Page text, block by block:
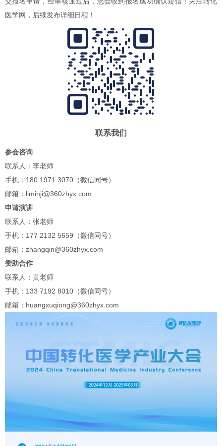
医学网，后续发布详细日程！
联系我们
参会咨询
联系人：李老师
手机：180 1971 3070（微信同号）
邮箱：liminji@360zhyx.com
申请演讲
联系人：张老师
手机：177 2132 5659（微信同号）
邮箱：zhangqin@360zhyx.com
赞助合作
联系人：黄老师
手机：133 7192 8010（微信同号）
邮箱：huangxuqiong@360zhyx.com